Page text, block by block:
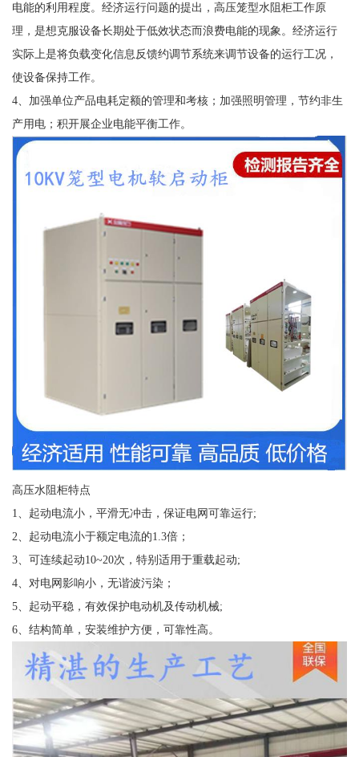
电能的利用程度。经济运行问题的提出，高压笼型水阻柜工作原
理，是想克服设备长期处于低效状态而浪费电能的现象。经济运行
实际上是将负载变化信息反馈约调节系统来调节设备的运行工况，
使设备保持工作。
4、加强单位产品电耗定额的管理和考核；加强照明管理，节约非生
产用电；积开展企业电能平衡工作。
高压水阻柜特点
1、起动电流小，平滑无冲击，保证电网可靠运行;
2、起动电流小于额定电流的1.3倍；
3、可连续起动10~20次，特别适用于重载起动;
4、对电网影响小，无谐波污染；
5、起动平稳，有效保护电动机及传动机械;
6、结构简单，安装维护方便，可靠性高。